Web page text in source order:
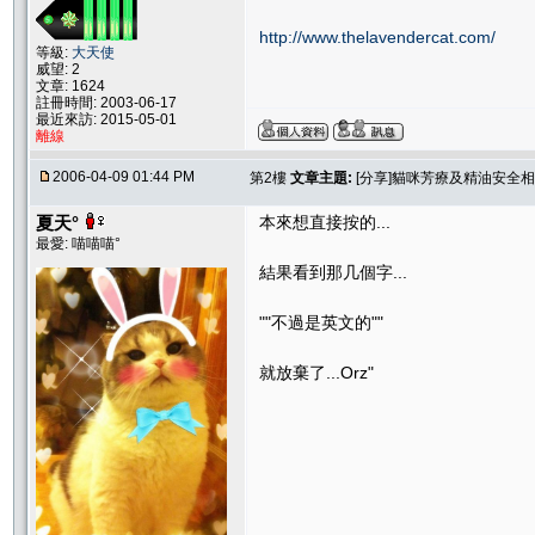
等級: 大天使
威望: 2
文章: 1624
註冊時間: 2003-06-17
最近來訪: 2015-05-01
離線
http://www.thelavendercat.com/
2006-04-09 01:44 PM 第2樓 文章主題: [分享]貓咪芳療及精油安全
夏天°
最愛: 喵喵喵°
本來想直接按的...
結果看到那几個字...
""不過是英文的""
就放棄了...Orz"